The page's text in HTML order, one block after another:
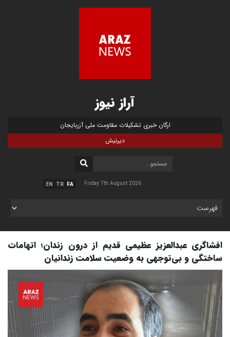
آراز نیوز
ارگان خبری تشکیلات مقاومت ملی آزربایجان
دیرنیش
FA
TR
EN Friday 7th August 2026
افشاگری عبدالعزیز عظیمی قدیم از درون زندان؛ اتهامات
ساختگی و بی‌توجهی به وضعیت سلامت زندانیان